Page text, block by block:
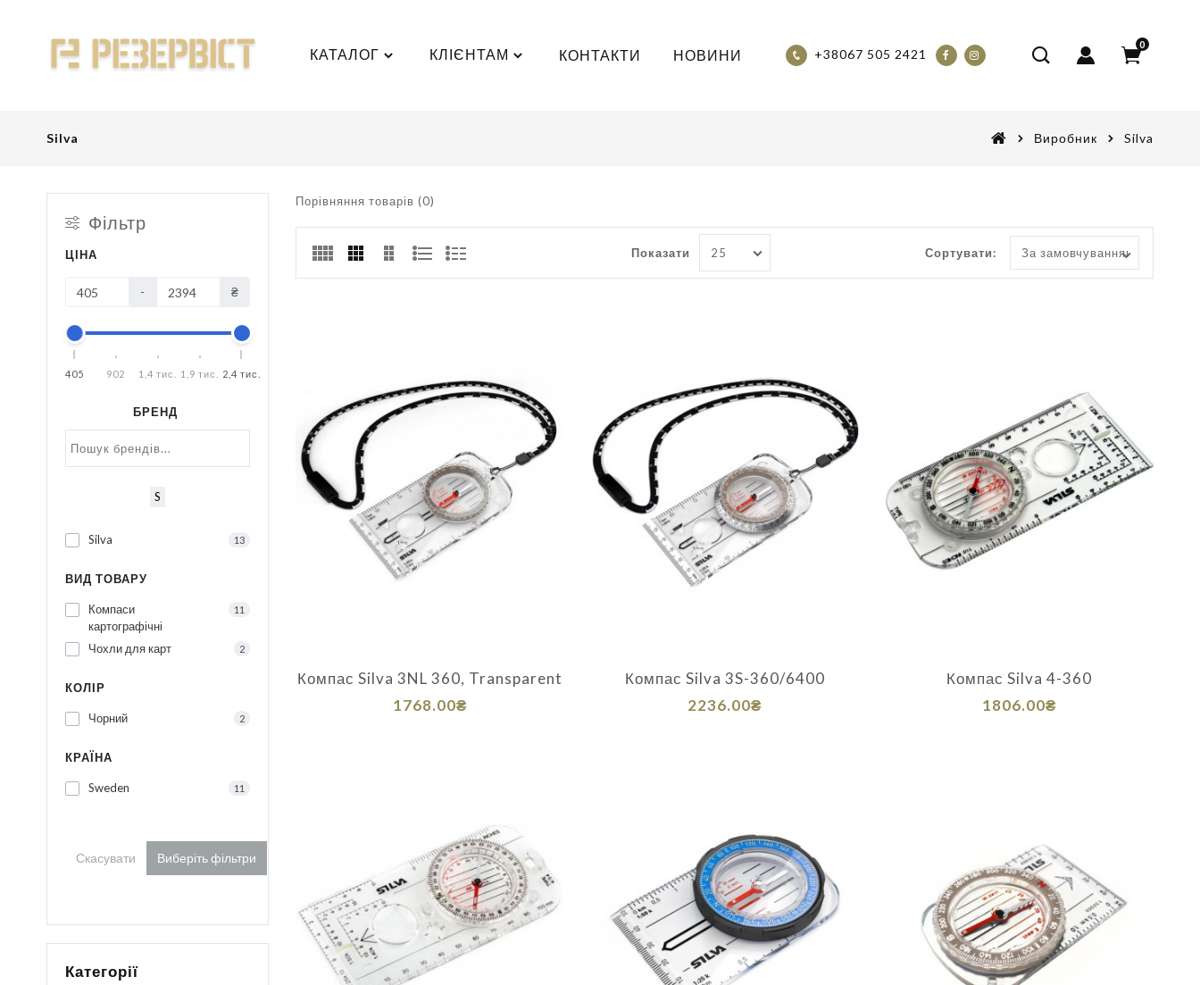
КАТАЛОГ КЛІЄНТАМ КОНТАКТИ НОВИНИ +38067 505 2421
0
Silva Виробник Silva
Фільтр
ЦІНА
- ₴
405 902 1,4 тис. 1,9 тис. 2,4 тис.
БРЕНД
S
Silva 13
ВИД ТОВАРУ
Компаси
картографічні
11
Чохли для карт 2
КОЛІР
Чорний 2
КРАЇНА
Sweden 11
Скасувати Виберіть фільтри
Категорії
Порівняння товарів (0)
Показати Сортувати:
Компас Silva 3NL 360, Transparent
1768.00₴
Компас Silva 3S-360/6400
2236.00₴
Компас Silva 4-360
1806.00₴